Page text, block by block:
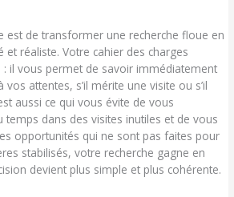
est de transformer une recherche floue en
et réaliste. Votre cahier des charges
il vous permet de savoir immédiatement
attentes, s’il mérite une visite ou s’il
aussi ce qui vous évite de vous
temps dans des visites inutiles et de vous
opportunités qui ne sont pas faites pour
stabilisés, votre recherche gagne en
devient plus simple et plus cohérente.